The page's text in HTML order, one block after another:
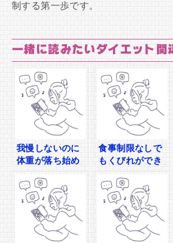
制する第一歩です。
一緒に読みたいダイエット関
我慢しないのに
体重が落ち始め
た、食べ方改善
ダイエット体験
談
食事制限なしで
もくびれができ
た30代女性のリ
アル体験